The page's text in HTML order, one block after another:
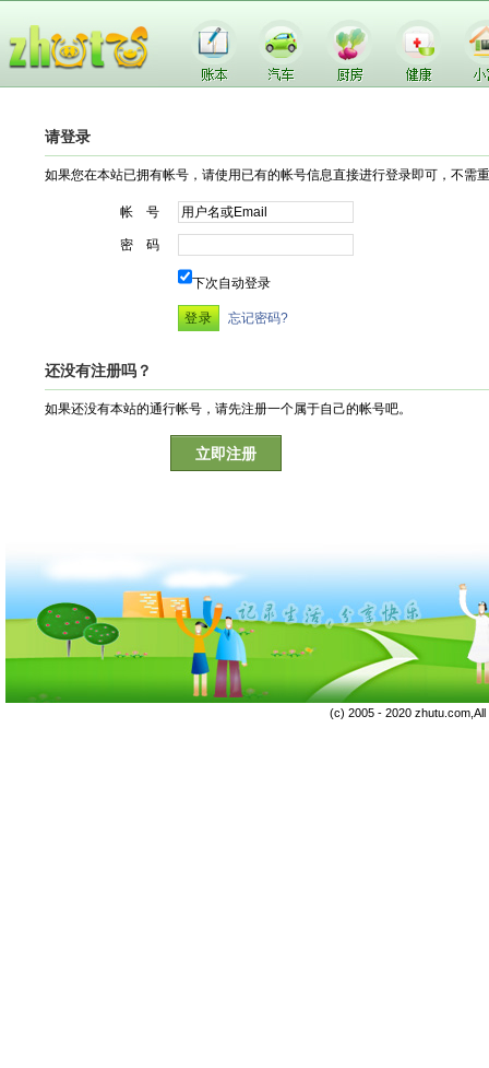
请登录
如果您在本站已拥有帐号，请使用已有的帐号信息直接进行登录即可，不需
帐 号
密 码
下次自动登录
忘记密码?
还没有注册吗？
如果还没有本站的通行帐号，请先注册一个属于自己的帐号吧。
立即注册
(c) 2005 - 2020